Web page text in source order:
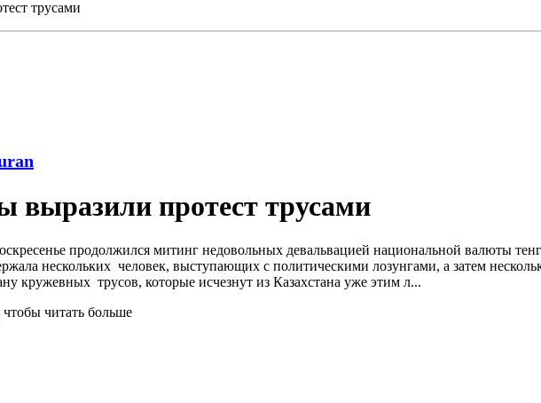
трусами
выразили протест трусами
продолжился митинг недовольных девальвацией национальной валюты
нескольких человек, выступающих с политическими лозунгами, а затем
кружевных трусов, которые исчезнут из Казахстана уже этим л...
читать больше